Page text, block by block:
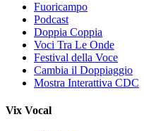
Fuoricampo
Podcast
Doppia Coppia
Voci Tra Le Onde
Festival della Voce
Cambia il Doppiaggio
Mostra Interattiva CDC
Vix Vocal